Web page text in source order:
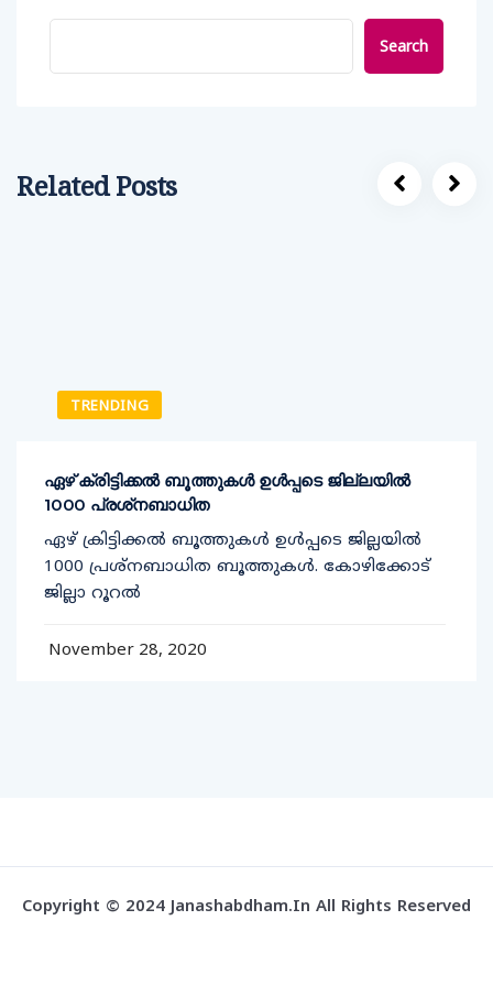
Search
Related Posts
TRENDING
ഏഴ് ക്രിട്ടിക്കല്‍ ബൂത്തുകള്‍ ഉള്‍പ്പടെ ജില്ലയില്‍
1000 പ്രശ്‌നബാധിത
ഏഴ് ക്രിട്ടിക്കല്‍ ബൂത്തുകള്‍ ഉള്‍പ്പടെ ജില്ലയില്‍
1000 പ്രശ്‌നബാധിത ബൂത്തുകള്‍. കോഴിക്കോട്
ജില്ലാ റൂറല്‍
November 28, 2020
Copyright © 2024 Janashabdham.in All Rights Reserved